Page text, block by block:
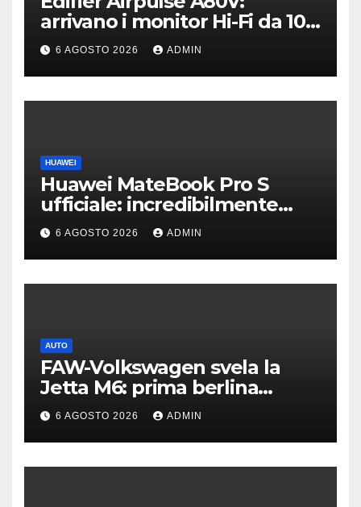
arrivano i monitor Hi-Fi da 100
W con USB Hi-Res
6 AGOSTO 2026 ADMIN
HUAWEI
Huawei MateBook Pro S
ufficiale: incredibilmente
leggero e supersottile
6 AGOSTO 2026 ADMIN
AUTO
FAW-Volkswagen svela la
Jetta M6: prima berlina
elettrica del marchio
6 AGOSTO 2026 ADMIN